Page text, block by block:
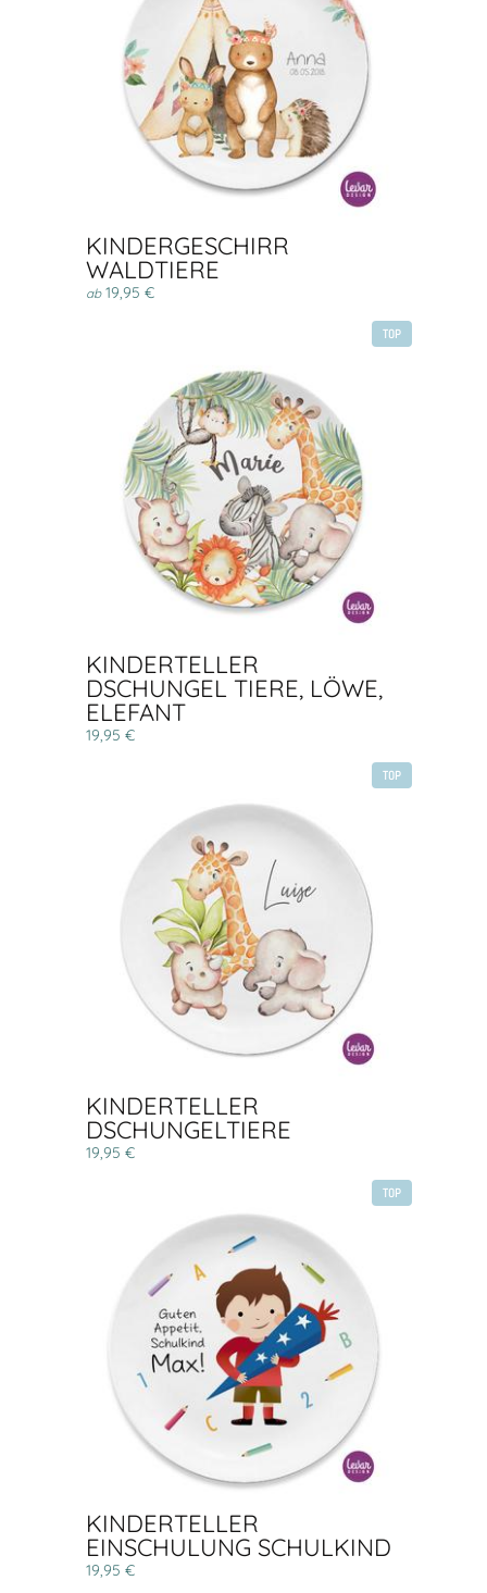
KINDERGESCHIRR
WALDTIERE
ab19,95 €
TOP
KINDERTELLER
DSCHUNGEL TIERE, LÖWE,
ELEFANT
19,95 €
TOP
KINDERTELLER
DSCHUNGELTIERE
19,95 €
TOP
KINDERTELLER
EINSCHULUNG SCHULKIND
19,95 €